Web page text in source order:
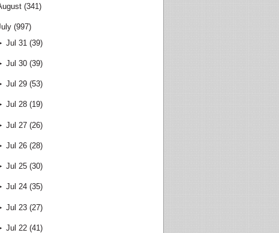
(341)
(997)
Jul 31 (39)
Jul 30 (39)
Jul 29 (53)
Jul 28 (19)
Jul 27 (26)
Jul 26 (28)
Jul 25 (30)
Jul 24 (35)
Jul 23 (27)
Jul 22 (41)